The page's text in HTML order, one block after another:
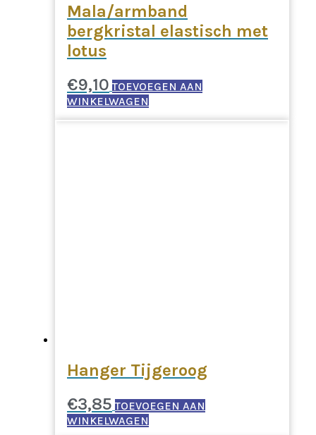
Mala/armband
bergkristal elastisch met
lotus
€9,10 TOEVOEGEN AAN
WINKELWAGEN
Hanger Tijgeroog
€3,85 TOEVOEGEN AAN
WINKELWAGEN